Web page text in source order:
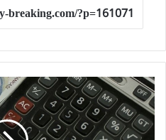
قفزة
لسعر
الدولار
في